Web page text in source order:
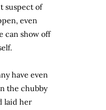
suspect of
even
can show off
have even
the chubby
laid her